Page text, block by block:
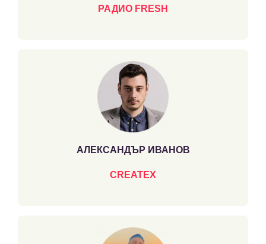
РАДИО FRESH
АЛЕКСАНДЪР ИВАНОВ
CREATEX